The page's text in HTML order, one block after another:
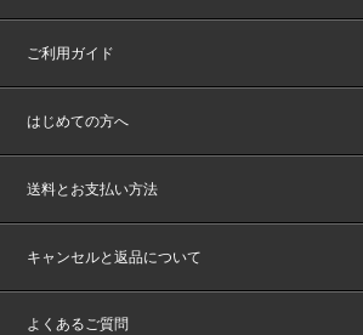
ご利用ガイド
はじめての方へ
送料とお支払い方法
キャンセルと返品について
よくあるご質問